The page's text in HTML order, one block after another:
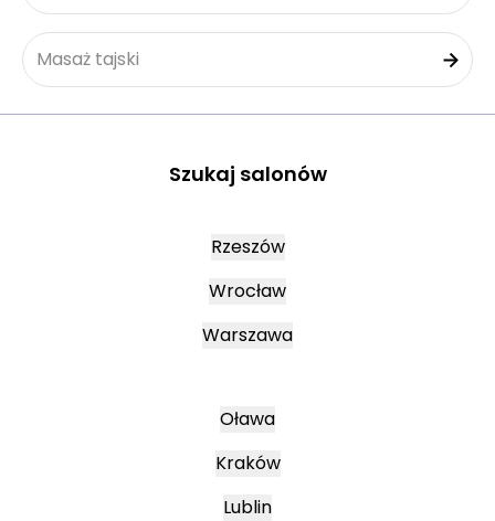
Masaż tajski
Szukaj salonów
Rzeszów
Wrocław
Warszawa
Oława
Kraków
Lublin